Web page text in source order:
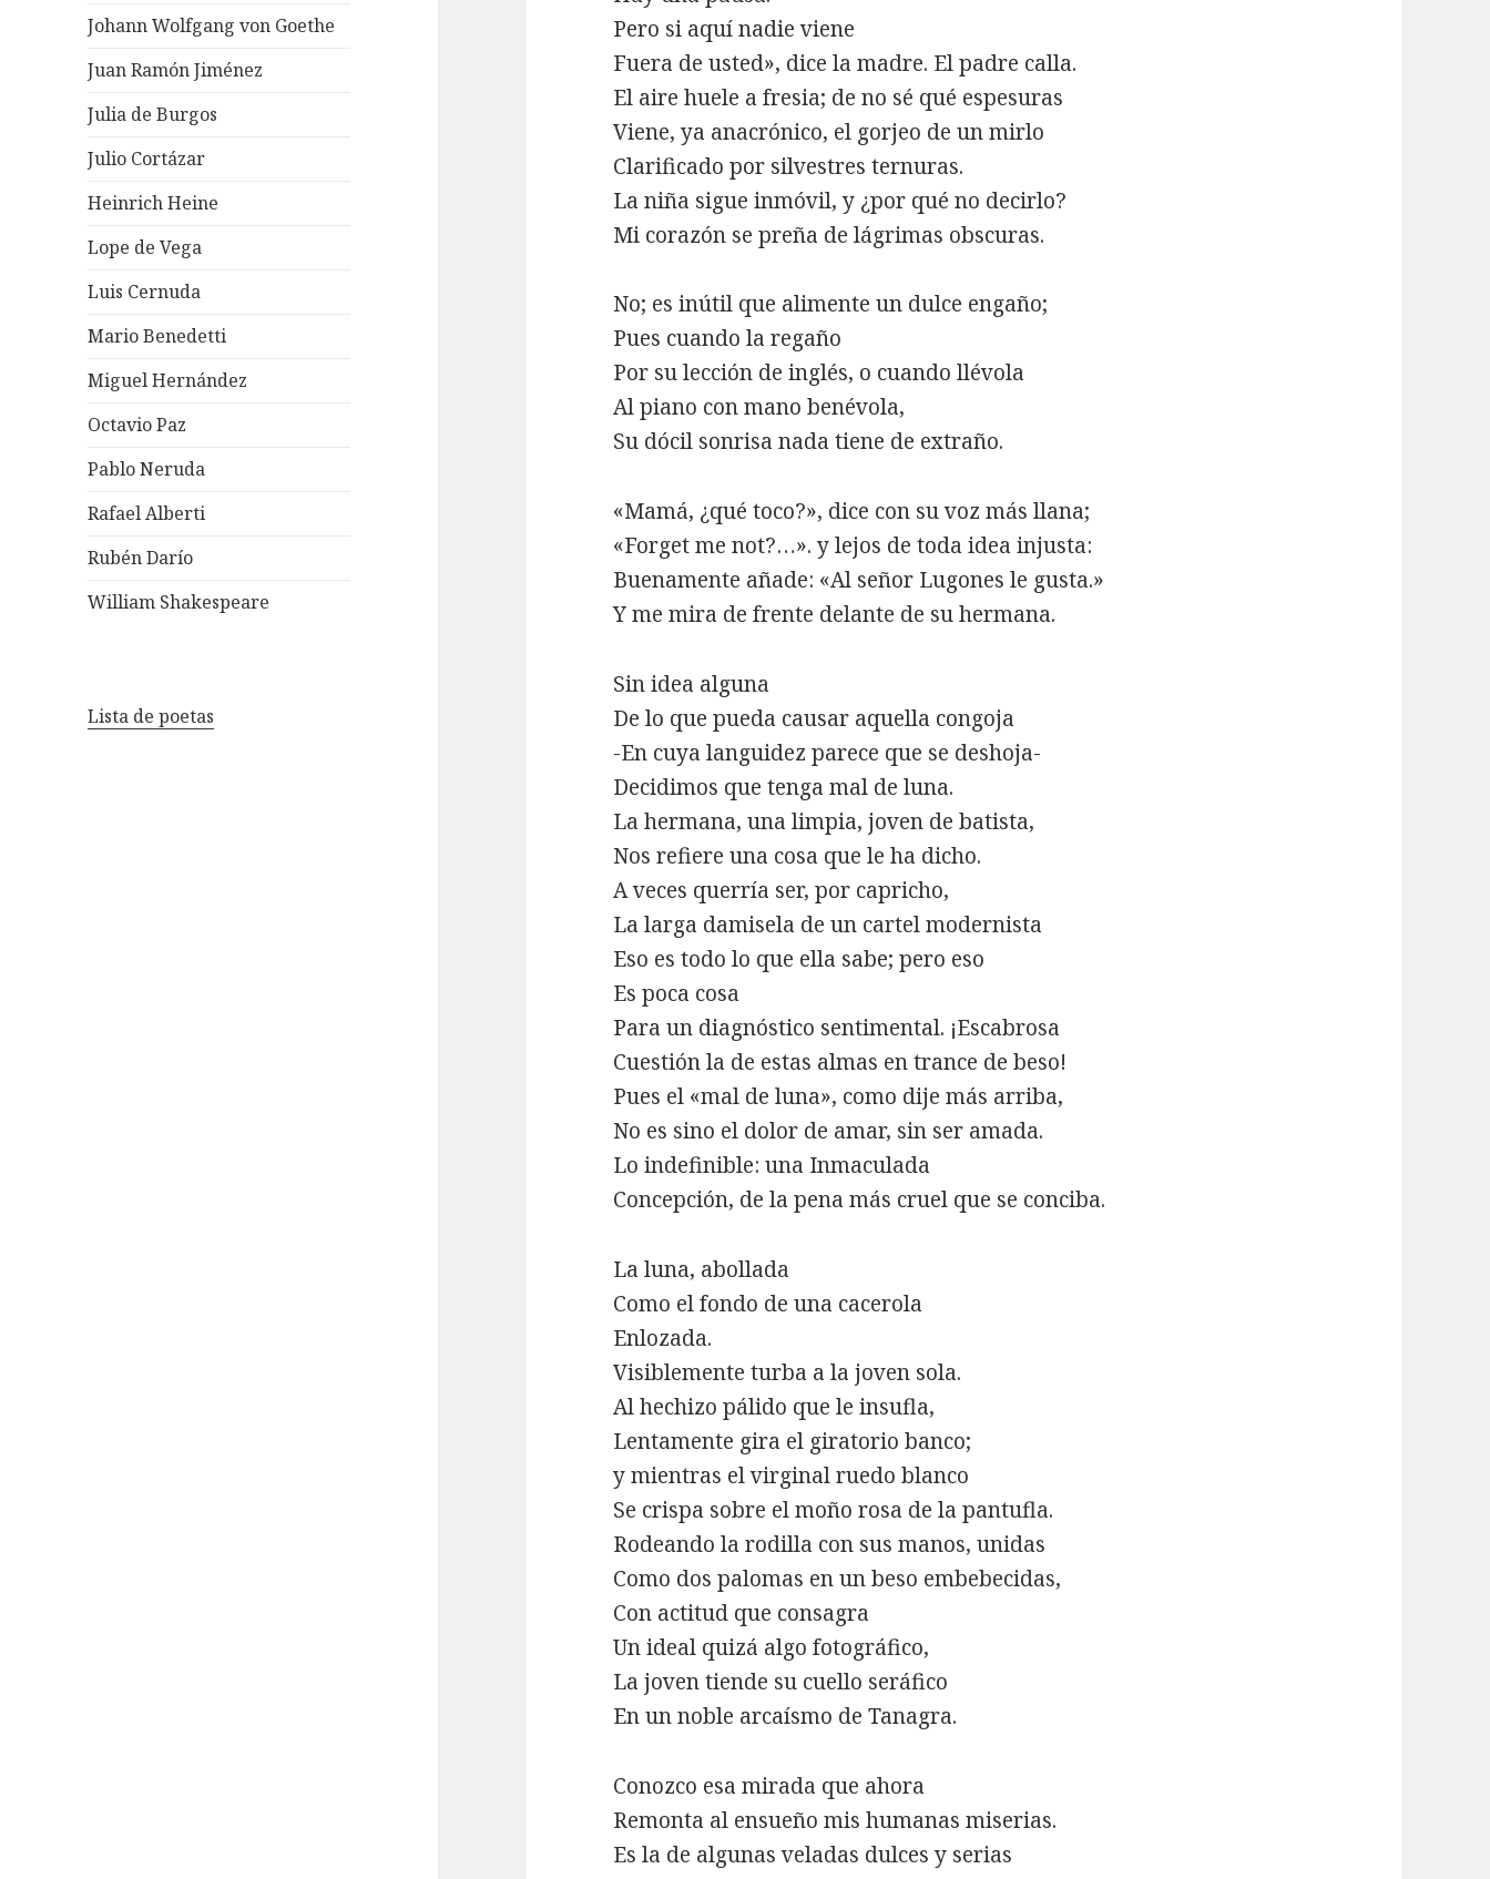
Johann Wolfgang von Goethe
Juan Ramón Jiménez
Julia de Burgos
Julio Cortázar
Heinrich Heine
Lope de Vega
Luis Cernuda
Mario Benedetti
Miguel Hernández
Octavio Paz
Pablo Neruda
Rafael Alberti
Rubén Darío
William Shakespeare
Lista de poetas
Pero si aquí nadie viene
Fuera de usted», dice la madre. El padre calla.
El aire huele a fresia; de no sé qué espesuras
Viene, ya anacrónico, el gorjeo de un mirlo
Clarificado por silvestres ternuras.
La niña sigue inmóvil, y ¿por qué no decirlo?
Mi corazón se preña de lágrimas obscuras.
No; es inútil que alimente un dulce engaño;
Pues cuando la regaño
Por su lección de inglés, o cuando llévola
Al piano con mano benévola,
Su dócil sonrisa nada tiene de extraño.
«Mamá, ¿qué toco?», dice con su voz más llana;
«Forget me not?…». y lejos de toda idea injusta:
Buenamente añade: «Al señor Lugones le gusta.»
Y me mira de frente delante de su hermana.
Sin idea alguna
De lo que pueda causar aquella congoja
-En cuya languidez parece que se deshoja-
Decidimos que tenga mal de luna.
La hermana, una limpia, joven de batista,
Nos refiere una cosa que le ha dicho.
A veces querría ser, por capricho,
La larga damisela de un cartel modernista
Eso es todo lo que ella sabe; pero eso
Es poca cosa
Para un diagnóstico sentimental. ¡Escabrosa
Cuestión la de estas almas en trance de beso!
Pues el «mal de luna», como dije más arriba,
No es sino el dolor de amar, sin ser amada.
Lo indefinible: una Inmaculada
Concepción, de la pena más cruel que se conciba.
La luna, abollada
Como el fondo de una cacerola
Enlozada.
Visiblemente turba a la joven sola.
Al hechizo pálido que le insufla,
Lentamente gira el giratorio banco;
y mientras el virginal ruedo blanco
Se crispa sobre el moño rosa de la pantufla.
Rodeando la rodilla con sus manos, unidas
Como dos palomas en un beso embebecidas,
Con actitud que consagra
Un ideal quizá algo fotográfico,
La joven tiende su cuello seráfico
En un noble arcaísmo de Tanagra.
Conozco esa mirada que ahora
Remonta al ensueño mis humanas miserias.
Es la de algunas veladas dulces y serias